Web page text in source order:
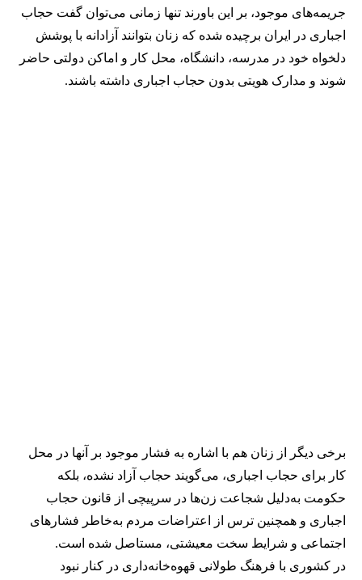
جریمه‌های موجود، بر این باورند تنها زمانی می‌توان گفت حجاب
اجباری در ایران برچیده شده که زنان بتوانند آزادانه با پوشش
دلخواه خود در مدرسه، دانشگاه، محل کار و اماکن دولتی حاضر
شوند و مدارک هویتی بدون حجاب اجباری داشته باشند.
برخی دیگر از زنان هم با اشاره به فشار موجود بر آنها در محل
کار برای حجاب اجباری، می‌گویند حجاب آزاد نشده، بلکه
حکومت به‌دلیل شجاعت زن‌ها در سرپیچی از قانون حجاب
اجباری و همچنین ترس از اعتراضات مردم به‌خاطر فشارهای
اجتماعی و شرایط سخت معیشتی، مستاصل شده است.
در کشوری با فرهنگ طولانی قهوه‌‌خانه‌داری در کنار نبود